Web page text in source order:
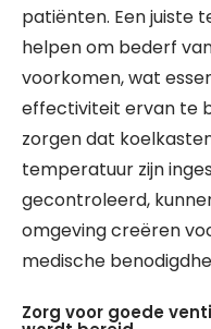
patiënten. Een juiste
helpen om bederf
voorkomen, wat
effectiviteit ervan te
zorgen dat
temperatuur zijn
gecontroleerd,
omgeving creëren
medische
Zorg voor goede